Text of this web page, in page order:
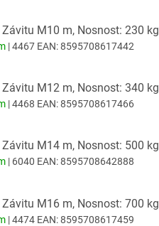
Závitu M10 m, Nosnost: 230 kg
| 4467 EAN:8595708617442
Závitu M12 m, Nosnost: 340 kg
| 4468 EAN:8595708617466
Závitu M14 m, Nosnost: 500 kg
| 6040 EAN:8595708642888
Závitu M16 m, Nosnost: 700 kg
| 4474 EAN:8595708617459